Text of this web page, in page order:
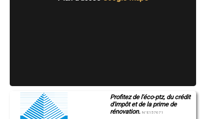
- (entreprise) Maçonnerie à Saint-Gervais-en-Belin
- (entreprise) Maçonnerie à Saint-Paterne
- (entreprise) Maçonnerie à Thorigné-sur-Dué
- (entreprise) Maçonnerie à Tuffé
Profitez de l'éco-ptz, du crédit
d'impôt et de la prime de
rénovation. N°E157671